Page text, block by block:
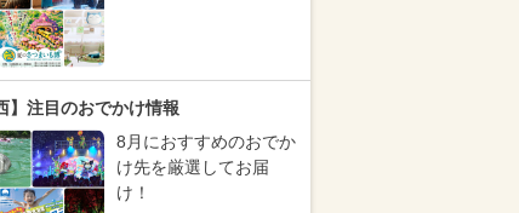
】注目のおでかけ情報
8月におすすめのおでか
け先を厳選してお届
け！